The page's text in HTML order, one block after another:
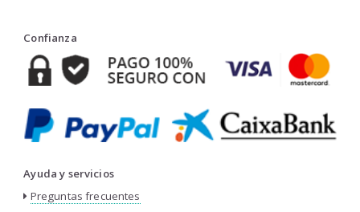
Confianza
Ayuda y servicios
Preguntas frecuentes